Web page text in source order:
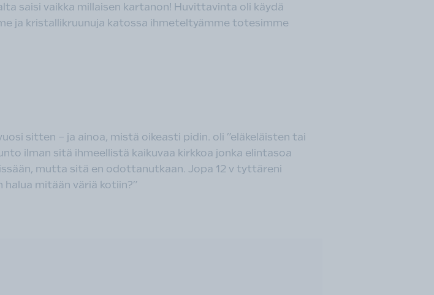
saisi vaikka millaisen kartanon! Huvittavinta oli käydä
ja kristallikruunuja katossa ihmeteltyämme totesimme
sitten – ja ainoa, mistä oikeasti pidin. oli ”eläkeläisten tai
ilman sitä ihmeellistä kaikuvaa kirkkoa jonka elintasoa
mutta sitä en odottanutkaan. Jopa 12 v tyttäreni
mitään väriä kotiin?”